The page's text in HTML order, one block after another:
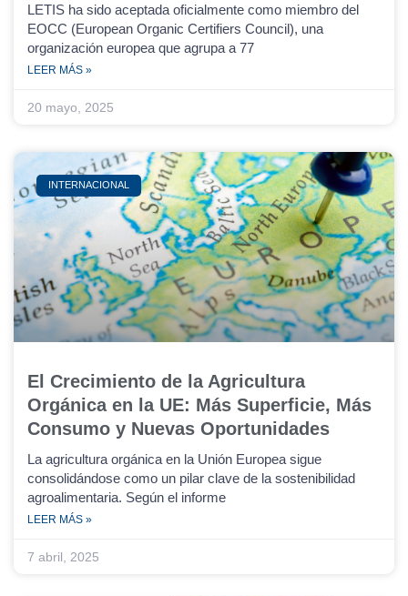
LETIS ha sido aceptada oficialmente como miembro del
EOCC (European Organic Certifiers Council), una
organización europea que agrupa a 77
LEER MÁS »
20 mayo, 2025
INTERNACIONAL
El Crecimiento de la Agricultura
Orgánica en la UE: Más Superficie, Más
Consumo y Nuevas Oportunidades
La agricultura orgánica en la Unión Europea sigue
consolidándose como un pilar clave de la sostenibilidad
agroalimentaria. Según el informe
LEER MÁS »
7 abril, 2025